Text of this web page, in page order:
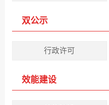
双公示
行政许可
效能建设